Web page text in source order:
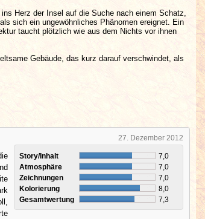
Herz der Insel auf die Suche nach einem Schatz,
sich ein ungewöhnliches Phänomen ereignet. Ein
taucht plötzlich wie aus dem Nichts vor ihnen
Gebäude, das kurz darauf verschwindet, als
27. Dezember 2012
Story/Inhalt
7,0
Atmosphäre
7,0
Zeichnungen
7,0
Kolorierung
8,0
Gesamtwertung
7,3